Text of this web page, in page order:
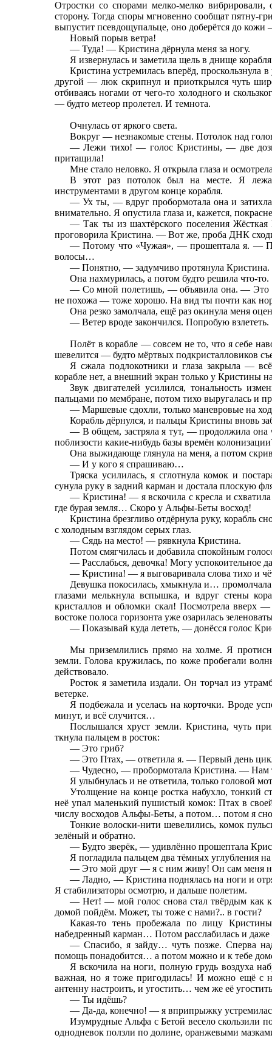
Отростки со спорами мелко-мелко
сторону. Тогда споры мгновенно сообщат пятну-
выпустит псевдощупальце, оно доберётся до
Новый порыв ветра!
— Туда! — Кристина дёрнула меня за ногу.
Я извернулась и заметила щель в днище
Кристина устремилась вперёд,
другой — люк скрипнул и приоткрылся чуть
отбиваясь ногами от чего-то холодного и
— будто метеор пролетел. И темнота.
Очнулась от яркого света.
Вокруг — незнакомые стены. Потолок над
— Лежи тихо! — голос Кристины, — две дозы
притащила!
Мне стало неловко. Я открыла глаза и
В этот раз потолок был на месте. Я
инструментами в другом конце корабля.
— Ух ты, — вдруг пробормотала она и
внимательно. Я опустила глаза и, кажется,
— Так ты из шахтёрского поселения
проговорила Кристина. — Вот же, проба ДНК
— Потому что «Чужая», — прошептала я. —
волосы…
— Понятно, — задумчиво протянула Кристина.
Она нахмурилась, а потом будто решила что-то.
— Со мной полетишь, — объявила она. — Это
не похожа — тоже хорошо. На вид ты почти как
Она резко замолчала, ещё раз окинула меня
— Ветер вроде закончился. Попробую взлететь.
Полёт в корабле — совсем не то, что я себе
шевелится — будто мёртвых подкристалловиков
Я сжала подлокотники и глаза закрыла —
корабле нет, а внешний экран только у Кристины
Звук двигателей усилился, тональность
пальцами по мембране, потом тихо выругалась и
— Маршевые сдохли, только маневровые на
Корабль дёрнулся, и пальцы Кристины вновь
— В общем, застряла я тут, — продолжила она
поблизости какие-нибудь базы времён
Она выжидающе глянула на меня, а потом
— И у кого я спрашиваю…
Тряска усилилась, я сглотнула комок и
сунула руку в задний карман и достала плоскую
— Кристина! — я вскочила с кресла и
где бурая земля… Скоро у Альфы-Беты восход!
Кристина брезгливо отдёрнула руку, корабль
с холодным взглядом серых глаз.
— Сядь на место! — рявкнула Кристина.
Потом смягчилась и добавила спокойным
— Расслабься, девочка! Могу успокоительное
— Кристина! — я выговаривала слова тихо и
Девушка покосилась, хмыкнула и…
глазами мелькнула вспышка, и вдруг стены
кристаллов и обломки скал! Посмотрела вверх —
востоке полоса горизонта уже озарилась
— Показывай куда лететь, — донёсся голос
Мы приземлились прямо на холме. Я
земли. Голова кружилась, по коже пробегали
действовало.
Росток я заметила издали. Он торчал из
ветерке.
Я подбежала и уселась на корточки. Вроде
минут, и всё случится…
Послышался хруст земли. Кристина, чуть
ткнула пальцем в росток:
— Это гриб?
— Это Птах, — ответила я. — Первый день
— Чудесно, — пробормотала Кристина. — Нам
Я улыбнулась и не ответила, только головой
Утолщение на конце ростка набухло, тонкий
неё упал маленький пушистый комок: Птах в
числу восходов Альфы-Беты, а потом… потом я
Тонкие волоски-нити шевелились, комок
зелёный и обратно.
— Будто зверёк, — удивлённо прошептала
Я погладила пальцем два тёмных углубления
— Это мой друг — я с ним живу! Он сам меня
— Ладно, — Кристина поднялась на ноги и
Я стабилизаторы осмотрю, и дальше полетим.
— Нет! — мой голос снова стал твёрдым
домой пойдём. Может, ты тоже с нами?.. в гости?
Какая-то тень пробежала по лицу
набедренный карман… Потом расслабилась и
— Спасибо, я зайду… чуть позже. Сперва
помощь понадобится… а потом можно и к тебе
Я вскочила на ноги, полную грудь воздуха
важная, но я тоже пригодилась! И можно ещё с
антенну настроить, и угостить… чем же её
— Ты идёшь?
— Да-да, конечно! — я вприпрыжку
Изумрудные Альфа с Бетой весело скользили
однодневок ползли по долине, оранжевыми